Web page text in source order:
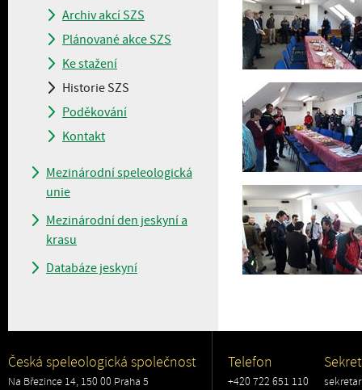
Archiv akcí SZS
Plánované akce SZS
Ke stažení
Historie SZS
Poděkování
Kontakt
Mezinárodní speleologická
unie
Mezinárodní den jeskyní a
krasu
Databáze jeskyní
Česká speleologická společnost
Na Březince 14, 150 00 Praha 5
Telefon
+420 722 651 110